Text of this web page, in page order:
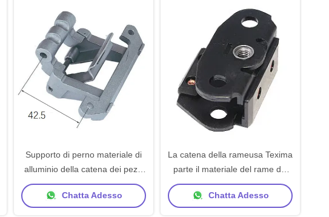
Supporto di perno materiale di
alluminio della catena dei pezzi
di ricambio della macchina della
rameuse industriale
Chatta Adesso
La catena della rameusa Texima
parte il materiale del rame dei
pezzi di ricambio della macchina
della rameusa
Chatta Adesso